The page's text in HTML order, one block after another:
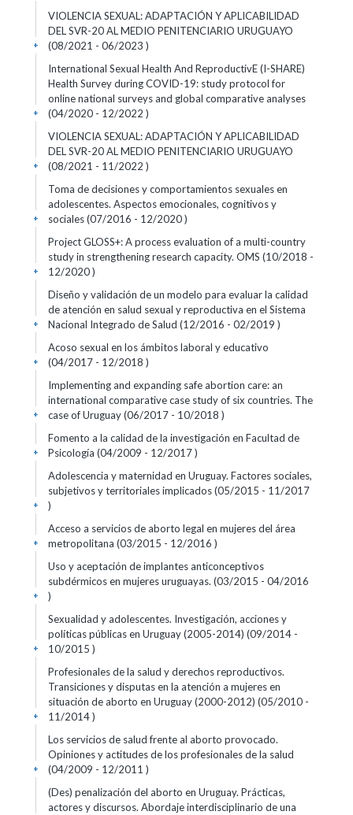
VIOLENCIA SEXUAL: ADAPTACIÓN Y APLICABILIDAD
DEL SVR-20 AL MEDIO PENITENCIARIO URUGUAYO
(08/2021 - 06/2023 )
+
International Sexual Health And ReproductivE (I-SHARE)
Health Survey during COVID-19: study protocol for
online national surveys and global comparative analyses
(04/2020 - 12/2022 )
+
VIOLENCIA SEXUAL: ADAPTACIÓN Y APLICABILIDAD
DEL SVR-20 AL MEDIO PENITENCIARIO URUGUAYO
(08/2021 - 11/2022 )
+
Toma de decisiones y comportamientos sexuales en
adolescentes. Aspectos emocionales, cognitivos y
sociales (07/2016 - 12/2020 )
+
Project GLOSS+: A process evaluation of a multi-country
study in strengthening research capacity. OMS (10/2018 -
12/2020 )
+
Diseño y validación de un modelo para evaluar la calidad
de atención en salud sexual y reproductiva en el Sistema
Nacional Integrado de Salud (12/2016 - 02/2019 )
+
Acoso sexual en los ámbitos laboral y educativo
(04/2017 - 12/2018 )
+
Implementing and expanding safe abortion care: an
international comparative case study of six countries. The
case of Uruguay (06/2017 - 10/2018 )
+
Fomento a la calidad de la investigación en Facultad de
Psicología (04/2009 - 12/2017 )
+
Adolescencia y maternidad en Uruguay. Factores sociales,
subjetivos y territoriales implicados (05/2015 - 11/2017
)
+
Acceso a servicios de aborto legal en mujeres del área
metropolitana (03/2015 - 12/2016 )
+
Uso y aceptación de implantes anticonceptivos
subdérmicos en mujeres uruguayas. (03/2015 - 04/2016
)
+
Sexualidad y adolescentes. Investigación, acciones y
políticas públicas en Uruguay (2005-2014) (09/2014 -
10/2015 )
+
Profesionales de la salud y derechos reproductivos.
Transiciones y disputas en la atención a mujeres en
situación de aborto en Uruguay (2000-2012) (05/2010 -
11/2014 )
+
Los servicios de salud frente al aborto provocado.
Opiniones y actitudes de los profesionales de la salud
(04/2009 - 12/2011 )
+
(Des) penalización del aborto en Uruguay. Prácticas,
actores y discursos. Abordaje interdisciplinario de una